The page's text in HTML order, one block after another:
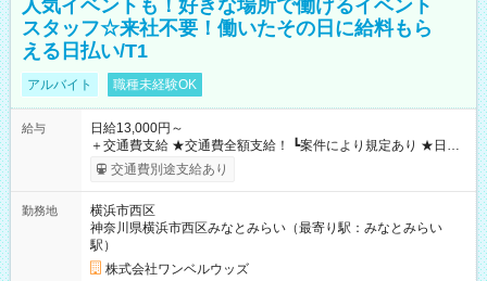
人気イベントも！好きな場所で働けるイベント
スタッフ☆来社不要！働いたその日に給料もら
える日払い/T1
アルバイト 職種未経験OK
給与
日給13,000円～
＋交通費支給 ★交通費全額支給！ ┗案件により規定あり ★日払
いOK！（規定あり） ┗働いたその日に現金GET♪ お仕事後はコ
ンビニATMから 日払い分を引き落とせます！ 【試用期間】試
交通費別途支給あり
勤務地
横浜市西区
神奈川県横浜市西区みなとみらい（最寄り駅：みなとみらい
駅）
株式会社ワンベルウッズ